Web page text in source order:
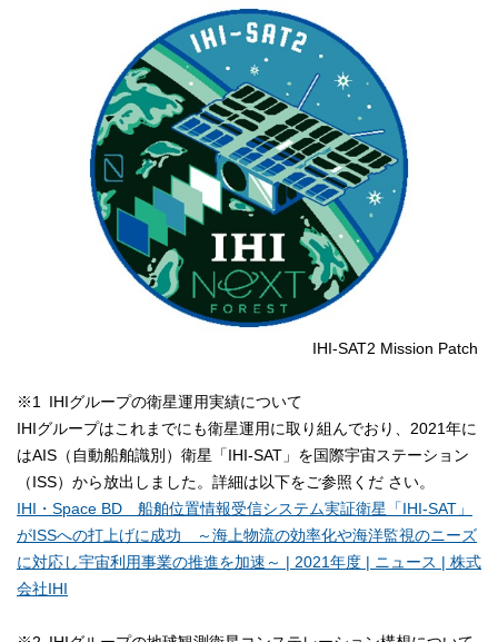
IHI-SAT2 Mission Patch
※1 IHIグループの衛星運用実績について
IHIグループはこれまでにも衛星運用に取り組んでおり、2021年に
はAIS（自動船舶識別）衛星「IHI-SAT」を国際宇宙ステーション
（ISS）から放出しました。詳細は以下をご参照くだ さい。
IHI・Space BD 船舶位置情報受信システム実証衛星「IHI-SAT」
がISSへの打上げに成功 ～海上物流の効率化や海洋監視のニーズ
に対応し宇宙利用事業の推進を加速～ | 2021年度 | ニュース | 株式
会社IHI